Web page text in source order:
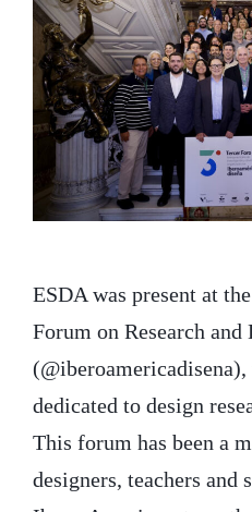
ESDA was present at
Forum on Research and
dedicated to design
This forum has been a
designers, teachers